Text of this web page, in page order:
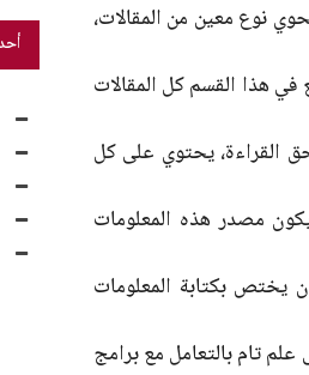
نوع معين من المقالات،
في هذا القسم كل المقالات
القراءة، يحتوي على كل
مصدر هذه المعلومات
يختص بكتابة المعلومات
تام بالتعامل مع برامج